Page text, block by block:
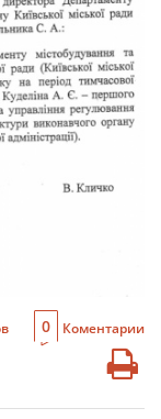
0 Коментарии